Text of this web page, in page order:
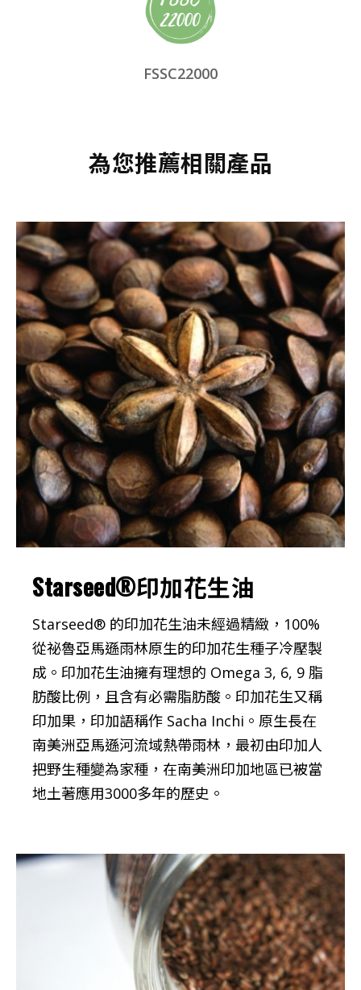
FSSC22000
為您推薦相關產品
Starseed®印加花生油
Starseed® 的印加花生油未經過精緻，100%
從祕魯亞馬遜雨林原生的印加花生種子冷壓製
成。印加花生油擁有理想的 Omega 3, 6, 9 脂
肪酸比例，且含有必需脂肪酸。印加花生又稱
印加果，印加語稱作 Sacha Inchi。原生長在
南美洲亞馬遜河流域熱帶雨林，最初由印加人
把野生種變為家種，在南美洲印加地區已被當
地土著應用3000多年的歷史。